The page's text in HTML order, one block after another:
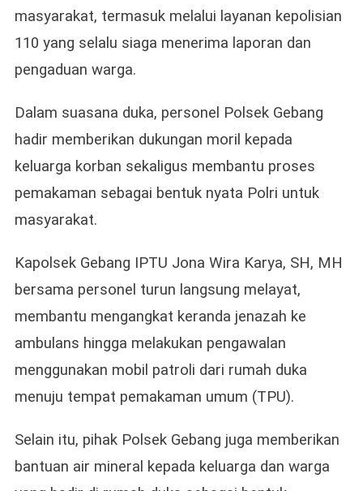
masyarakat, termasuk melalui layanan kepolisian
110 yang selalu siaga menerima laporan dan
pengaduan warga.
Dalam suasana duka, personel Polsek Gebang
hadir memberikan dukungan moril kepada
keluarga korban sekaligus membantu proses
pemakaman sebagai bentuk nyata Polri untuk
masyarakat.
Kapolsek Gebang IPTU Jona Wira Karya, SH, MH
bersama personel turun langsung melayat,
membantu mengangkat keranda jenazah ke
ambulans hingga melakukan pengawalan
menggunakan mobil patroli dari rumah duka
menuju tempat pemakaman umum (TPU).
Selain itu, pihak Polsek Gebang juga memberikan
bantuan air mineral kepada keluarga dan warga